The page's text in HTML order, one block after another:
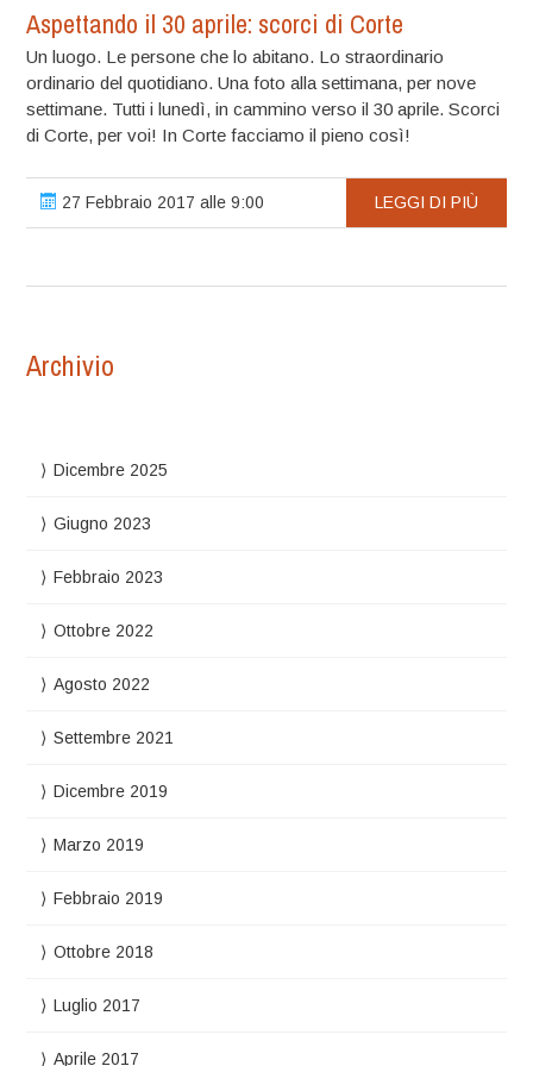
Aspettando il 30 aprile: scorci di Corte
Un luogo. Le persone che lo abitano. Lo straordinario
ordinario del quotidiano. Una foto alla settimana, per nove
settimane. Tutti i lunedì, in cammino verso il 30 aprile. Scorci
di Corte, per voi! In Corte facciamo il pieno così!
27 Febbraio 2017 alle 9:00 LEGGI DI PIÙ
Archivio
Dicembre 2025
Giugno 2023
Febbraio 2023
Ottobre 2022
Agosto 2022
Settembre 2021
Dicembre 2019
Marzo 2019
Febbraio 2019
Ottobre 2018
Luglio 2017
Aprile 2017